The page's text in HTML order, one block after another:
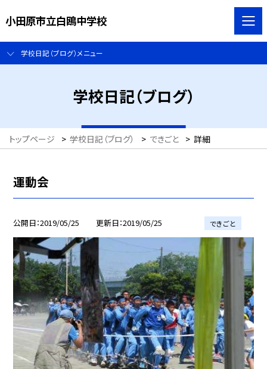
小田原市立白鴎中学校
学校日記（ブログ）メニュー
学校日記（ブログ）
トップページ > 学校日記（ブログ） > できごと > 詳細
運動会
公開日 2019/05/25 更新日 2019/05/25 できごと